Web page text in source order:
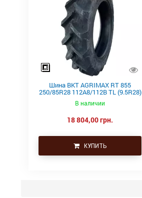
Шина BKT AGRIMAX RT 855
250/85R28 112A8/112B TL (9.5R28)
В наличии
18 804,00 грн.
КУПИТЬ